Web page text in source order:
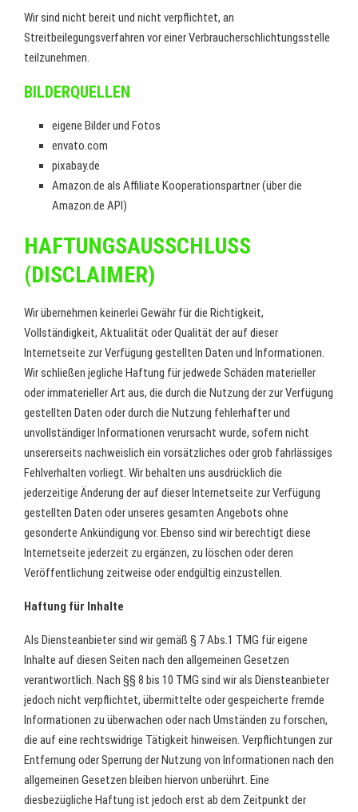
Wir sind nicht bereit und nicht verpflichtet, an
Streitbeilegungsverfahren vor einer Verbraucherschlichtungsstelle
teilzunehmen.
BILDERQUELLEN
eigene Bilder und Fotos
envato.com
pixabay.de
Amazon.de als Affiliate Kooperationspartner (über die
Amazon.de API)
HAFTUNGSAUSSCHLUSS
(DISCLAIMER)
Wir übernehmen keinerlei Gewähr für die Richtigkeit,
Vollständigkeit, Aktualität oder Qualität der auf dieser
Internetseite zur Verfügung gestellten Daten und Informationen.
Wir schließen jegliche Haftung für jedwede Schäden materieller
oder immaterieller Art aus, die durch die Nutzung der zur Verfügung
gestellten Daten oder durch die Nutzung fehlerhafter und
unvollständiger Informationen verursacht wurde, sofern nicht
unsererseits nachweislich ein vorsätzliches oder grob fahrlässiges
Fehlverhalten vorliegt. Wir behalten uns ausdrücklich die
jederzeitige Änderung der auf dieser Internetseite zur Verfügung
gestellten Daten oder unseres gesamten Angebots ohne
gesonderte Ankündigung vor. Ebenso sind wir berechtigt diese
Internetseite jederzeit zu ergänzen, zu löschen oder deren
Veröffentlichung zeitweise oder endgültig einzustellen.
Haftung für Inhalte
Als Diensteanbieter sind wir gemäß § 7 Abs.1 TMG für eigene
Inhalte auf diesen Seiten nach den allgemeinen Gesetzen
verantwortlich. Nach §§ 8 bis 10 TMG sind wir als Diensteanbieter
jedoch nicht verpflichtet, übermittelte oder gespeicherte fremde
Informationen zu überwachen oder nach Umständen zu forschen,
die auf eine rechtswidrige Tätigkeit hinweisen. Verpflichtungen zur
Entfernung oder Sperrung der Nutzung von Informationen nach den
allgemeinen Gesetzen bleiben hiervon unberührt. Eine
diesbezügliche Haftung ist jedoch erst ab dem Zeitpunkt der